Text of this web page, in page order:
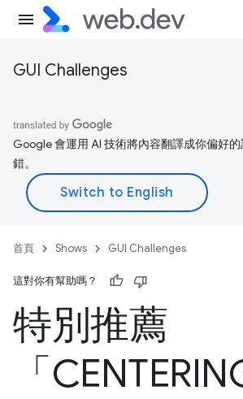
GUI Challenges
Google 會運用 AI 技術將內容翻譯成你偏好
錯。
首頁 Shows GUI Challenges
這對你有幫助嗎？
特別推薦
「